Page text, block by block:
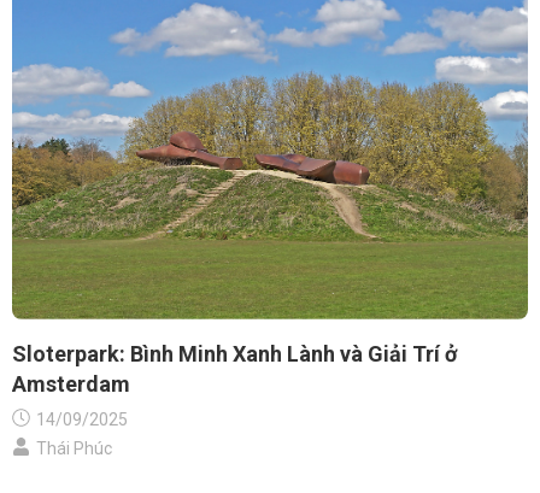
Sloterpark: Bình Minh Xanh Lành và Giải Trí ở
Amsterdam
14/09/2025
Thái Phúc